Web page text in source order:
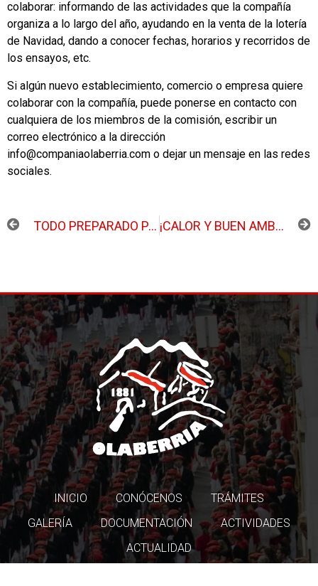
colaborar: informando de las actividades que la compañía
organiza a lo largo del año, ayudando en la venta de la lotería
de Navidad, dando a conocer fechas, horarios y recorridos de
los ensayos, etc.
Si algún nuevo establecimiento, comercio o empresa quiere
colaborar con la compañía, puede ponerse en contacto con
cualquiera de los miembros de la comisión, escribir un
correo electrónico a la dirección
info@companiaolaberria.com o dejar un mensaje en las redes
sociales.
TODO PREPARADO PARA EL CONCURSO DE DIBUJO Y PINTURA ¡CALOR Y BUEN AMBIENTE!
INICIO CONÓCENOS
TRÁMITES
GALERÍA
DOCUMENTACIÓN
ACTIVIDADES
ACTUALIDAD